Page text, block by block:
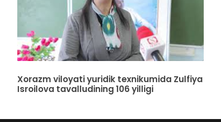
Xorazm viloyati yuridik texnikumida Zulfiya
Isroilova tavalludining 106 yilligi